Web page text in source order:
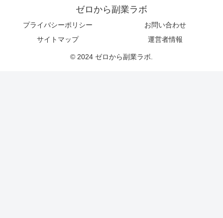
ゼロから副業ラボ
プライバシーポリシー
お問い合わせ
サイトマップ
運営者情報
© 2024 ゼロから副業ラボ.